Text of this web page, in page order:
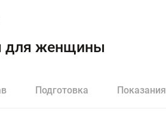
для женщины
Подготовка Показания